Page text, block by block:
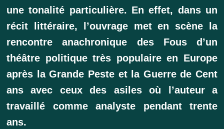
une tonalité particulière. En effet, dans un
récit littéraire, l’ouvrage met en scène la
rencontre anachronique des Fous d’un
théâtre politique très populaire en Europe
après la Grande Peste et la Guerre de Cent
ans avec ceux des asiles où l’auteur a
travaillé comme analyste pendant trente
ans.